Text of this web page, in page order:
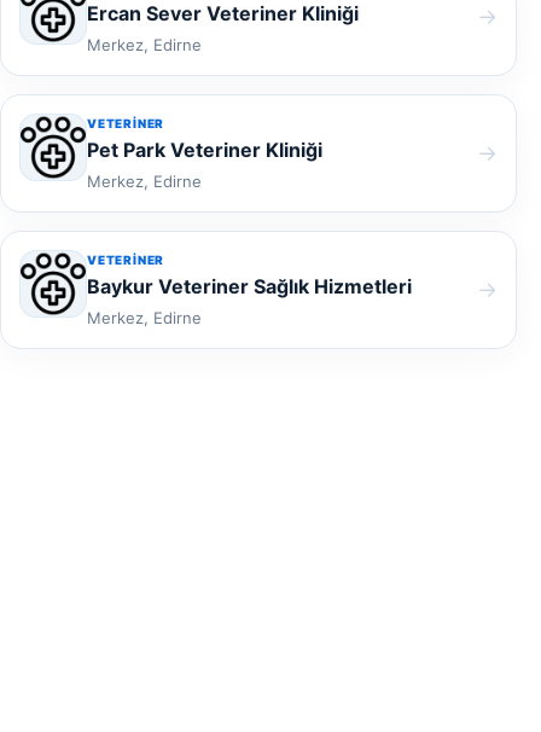
Ercan Sever Veteriner Kliniği
Merkez, Edirne
→
VETERINER
Pet Park Veteriner Kliniği
Merkez, Edirne
→
VETERINER
Baykur Veteriner Sağlık Hizmetleri
Merkez, Edirne
→